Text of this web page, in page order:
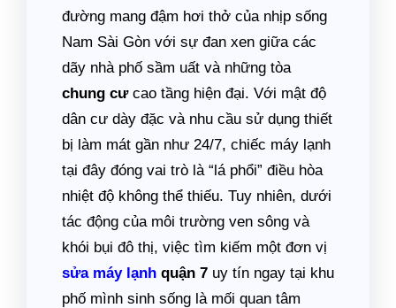
đường mang đậm hơi thở của nhịp sống
Nam Sài Gòn với sự đan xen giữa các
dãy nhà phố sầm uất và những tòa
chung cưcao tầng hiện đại. Với mật độ
dân cư dày đặc và nhu cầu sử dụng thiết
bị làm mát gần như 24/7, chiếc máy lạnh
tại đây đóng vai trò là “lá phổi” điều hòa
nhiệt độ không thể thiếu. Tuy nhiên, dưới
tác động của môi trường ven sông và
khói bụi đô thị, việc tìm kiếm một đơn vị
sửa máy lạnh quận 7 uy tín ngay tại khu
phố mình sinh sống là mối quan tâm